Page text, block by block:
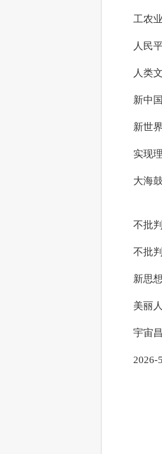
工农业
人民平
人类文
新中国
新世界
实现理
大海鼓
不批判
不批判
新思想
美丽人
宇宙昌
2026-